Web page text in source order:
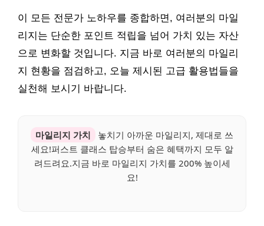
이 모든 전문가 노하우를 종합하면, 여러분의 마일
리지는 단순한 포인트 적립을 넘어 가치 있는 자산
으로 변화할 것입니다. 지금 바로 여러분의 마일리
지 현황을 점검하고, 오늘 제시된 고급 활용법들을
실천해 보시기 바랍니다.
마일리지 가치
놓치기 아까운 마일리지, 제대로 쓰
세요!퍼스트 클래스 탑승부터 숨은 혜택까지 모두 알
려드려요.지금 바로 마일리지 가치를 200% 높이세
요!